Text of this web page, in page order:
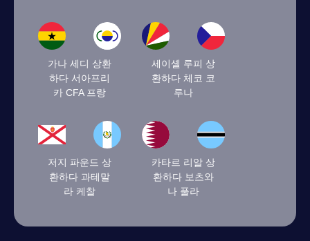
가나 세디 상환
하다 서아프리
카 CFA 프랑
세이셸 루피 상
환하다 체코 코
루나
저지 파운드 상
환하다 과테말
라 케찰
카타르 리알 상
환하다 보츠와
나 풀라